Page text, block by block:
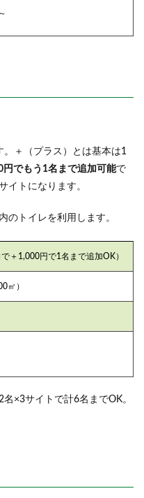
。＋（プラス）とは基本は1
円でもう1名まで追加可能で
イトになります。
のトイレを利用します。
＋1,000円で1名まで追加OK）
㎡）
名×3サイトで計6名までOK。